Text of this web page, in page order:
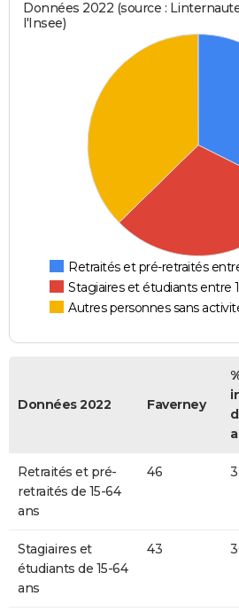
Données 2022 (source :
l'Insee)
Retraités et pré-retraités
Stagiaires et étudiants entre
Autres personnes sans
Données 2022 Faverney
Retraités et pré-
retraités de 15-64
ans
46
Stagiaires et
étudiants de 15-64
ans
43